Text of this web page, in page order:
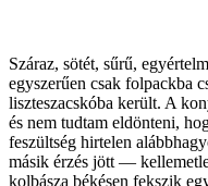
Száraz, sötét, sűrű,
egyszerűen csak folpackba
liszteszacskóba került. A
és nem tudtam eldönteni,
feszültség hirtelen
másik érzés jött —
kolbásza békésen fekszik